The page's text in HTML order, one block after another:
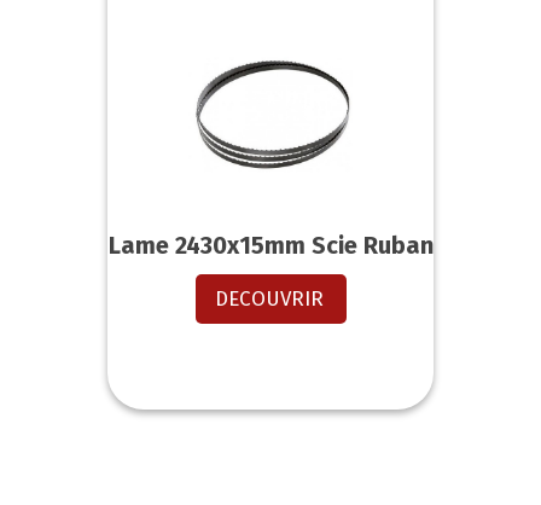
Lame 2430x15mm Scie Ruban
DECOUVRIR